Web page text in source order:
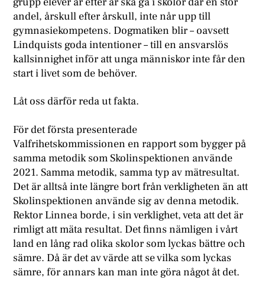
andel, årskull efter årskull, inte når upp till
gymnasiekompetens. Dogmatiken blir – oavsett
Lindquists goda intentioner – till en ansvarslös
kallsinnighet inför att unga människor inte får den
start i livet som de behöver.
Låt oss därför reda ut fakta.
För det första presenterade
Valfrihetskommissionen en rapport som bygger på
samma metodik som Skolinspektionen använde
2021. Samma metodik, samma typ av mätresultat.
Det är alltså inte längre bort från verkligheten än att
Skolinspektionen använde sig av denna metodik.
Rektor Linnea borde, i sin verklighet, veta att det är
rimligt att mäta resultat. Det finns nämligen i vårt
land en lång rad olika skolor som lyckas bättre och
sämre. Då är det av värde att se vilka som lyckas
sämre, för annars kan man inte göra något åt det.